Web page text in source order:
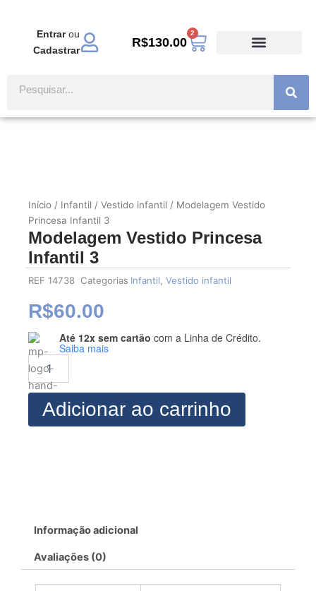
Entrarou
Cadastrar
R$130.00
2
Carrinho
Início / Infantil / Vestido infantil / Modelagem Vestido
Princesa Infantil 3
Modelagem Vestido Princesa
Infantil 3
REF 14738 Categorias Infantil Vestido infantil
R$60.00
Até 12x sem cartão com a Linha de Crédito.
Saiba mais
Modelagem
Vestido
Princesa
Infantil
3
quantidade
Adicionar ao carrinho
Informação adicional
Avaliações (0)